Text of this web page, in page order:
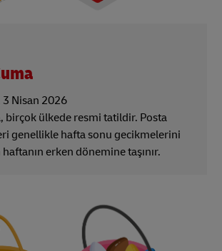
3 Nisan 2026
birçok ülkede resmi tatildir. Posta
genellikle hafta sonu gecikmelerini
erken dönemine taşınır.